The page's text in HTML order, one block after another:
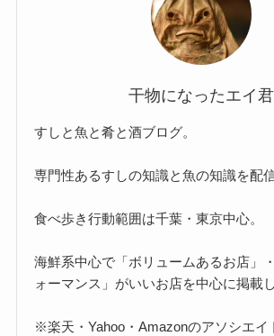
干物になったエイ君
すしと魚と肴と酒ブログ。
専門性あるすしの知識と魚の知識を配信
食べ歩き行動範囲は千葉・東京中心。
海鮮系中心で「ボリュームあるお店」
ォーマンス」がいいお店を中心に掲載
※楽天・Yahoo・Amazonのアソシエイ